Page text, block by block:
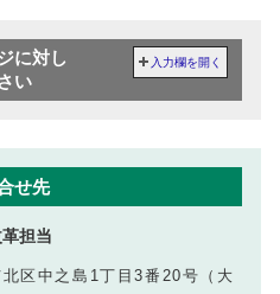
に対し
い
入力欄を開く
せ先
担当
区中之島1丁目3番20号（大